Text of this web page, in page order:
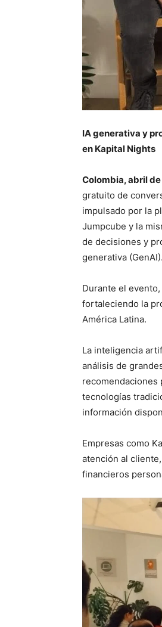
IA generativa y
en Kapital Nights
Colombia, abril
gratuito de
impulsado por la
Jumpcube y la
de decisiones y
generativa (GenAI).
Durante el
fortaleciendo la
América Latina.
La inteligencia
análisis de
recomendaciones
tecnologías
información
Empresas como
atención al
financieros